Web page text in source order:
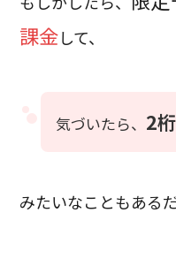
課金して、
気づいたら、 2
みたいなこともあるだ